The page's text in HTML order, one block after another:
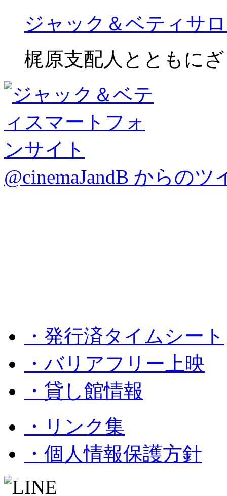
ジャック＆ベティサ
梶原支配人とともに
@cinemaJandB からのツ
・発行済タイムシート
・バリアフリー上映
・貸し館情報
・リンク集
・個人情報保護方針